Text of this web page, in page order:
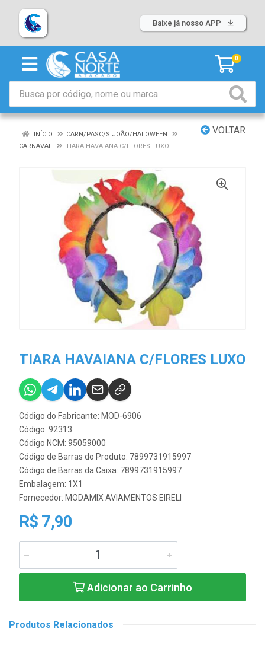
Baixe já nosso APP
0
VOLTAR
INÍCIO
CARN/PASC/S.JOÃO/HALOWEEN
CARNAVAL
TIARA HAVAIANA C/FLORES LUXO
TIARA HAVAIANA C/FLORES LUXO
Código do Fabricante: MOD-6906
Código: 92313
Código NCM: 95059000
Código de Barras do Produto: 7899731915997
Código de Barras da Caixa: 7899731915997
Embalagem: 1X1
Fornecedor: MODAMIX AVIAMENTOS EIRELI
R$ 7,90
Adicionar ao Carrinho
Produtos Relacionados